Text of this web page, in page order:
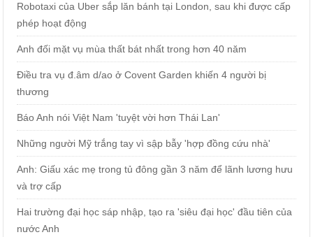
Robotaxi của Uber sắp lăn bánh tại London, sau khi được cấp
phép hoạt động
Anh đối mặt vụ mùa thất bát nhất trong hơn 40 năm
Điều tra vụ đ.âm d/ao ở Covent Garden khiến 4 người bị
thương
Báo Anh nói Việt Nam 'tuyệt vời hơn Thái Lan'
Những người Mỹ trắng tay vì sập bẫy 'hợp đồng cứu nhà'
Anh: Giấu xác mẹ trong tủ đông gần 3 năm để lãnh lương hưu
và trợ cấp
Hai trường đại học sáp nhập, tạo ra 'siêu đại học' đầu tiên của
nước Anh